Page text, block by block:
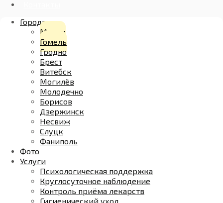
Города
Минск
Гомель
Гродно
Брест
Витебск
Могилёв
Молодечно
Борисов
Дзержинск
Несвиж
Слуцк
Фаниполь
Фото
Услуги
Психологическая поддержка
Круглосуточное наблюдение
Контроль приёма лекарств
Гигиенический уход